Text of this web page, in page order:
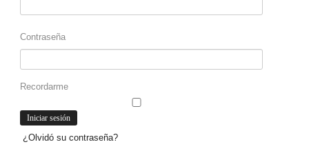
Contraseña
Recordarme
¿Olvidó su contraseña?